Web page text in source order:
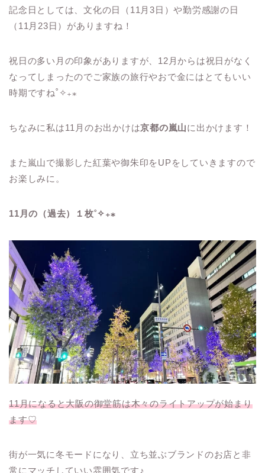
記念日としては、文化の日（11月3日）や勤労感謝の日
（11月23日）がありますね！
祝日の多い月の印象がありますが、12月からは祝日がなく
なってしまったのでご家族の旅行やおで金にはとてもいい
時期ですね˚✧₊⁎
ちなみに私は11月のお出かけは京都の嵐山に出かけます！
また嵐山で撮影した紅葉や御朱印をUPをしていきますので
お楽しみに。
11月の（過去）１枚˚✧₊⁎
11月になると大阪の御堂筋は木々のライトアップが始まり
ます♡
街が一気に冬モードになり、立ち並ぶブランドのお店と非
常にマッチしていい雰囲気です♪